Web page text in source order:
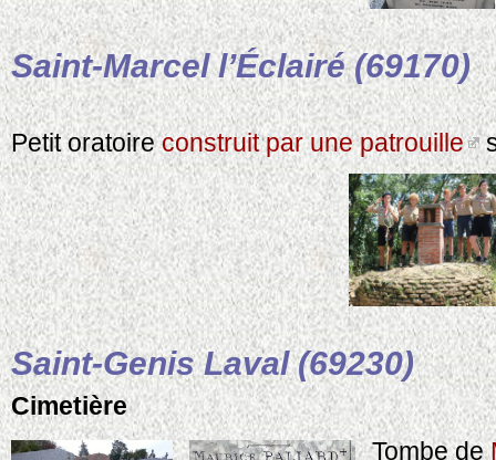
Saint-Marcel l’Éclairé (69170)
Petit oratoireconstruit par une patrouille
Saint-Genis Laval (69230)
Cimetière
Tombe de